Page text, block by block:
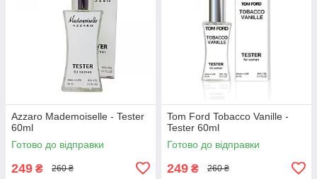
Azzaro Mademoiselle - Tester
60ml
Готово до відправки
249 ₴ 260 ₴
Tom Ford Tobacco Vanille -
Tester 60ml
Готово до відправки
249 ₴ 260 ₴